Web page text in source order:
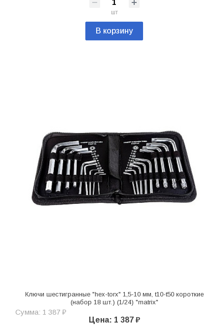
шт
В корзину
Ключи шестигранные "hex-torx" 1,5-10 мм, t10-t50 короткие
(набор 18 шт.) (1/24) "matrix"
Сумма: 1 387 ₽
Цена: 1 387 ₽